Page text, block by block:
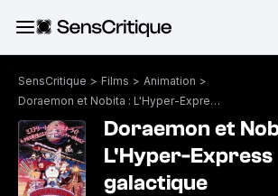
SensCritique > Films > Animation >
Doraemon et Nobita : L'Hyper-Express galactique
Doraemon et
L'Hyper-Express
galactique